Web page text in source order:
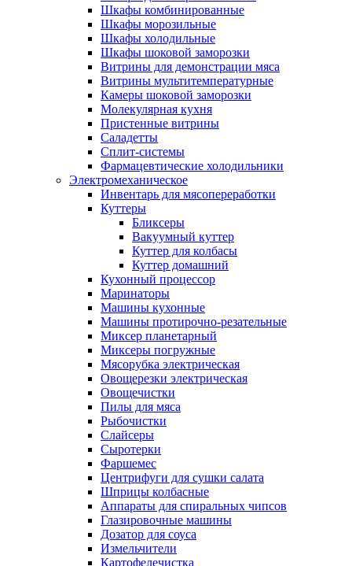
Шкафы комбинированные
Шкафы морозильные
Шкафы холодильные
Шкафы шоковой заморозки
Витрины для демонстрации мяса
Витрины мультитемпературные
Камеры шоковой заморозки
Молекулярная кухня
Пристенные витрины
Саладетты
Сплит-системы
Фармацевтические холодильники
Электромеханическое
Инвентарь для мясопереработки
Куттеры
Бликсеры
Вакуумный куттер
Куттер для колбасы
Куттер домашний
Кухонный процессор
Маринаторы
Машины кухонные
Машины протирочно-резательные
Миксер планетарный
Миксеры погружные
Мясорубка электрическая
Овощерезки электрическая
Овощечистки
Пилы для мяса
Рыбочистки
Слайсеры
Сыротерки
Фаршемес
Центрифуги для сушки салата
Шприцы колбасные
Аппараты для спиральных чипсов
Глазировочные машины
Дозатор для соуса
Измельчители
Картофелечистка